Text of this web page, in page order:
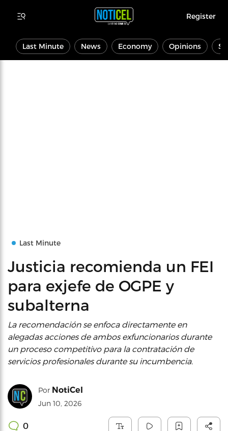
Register
Last Minute News Economy Opinions
Last Minute
Justicia recomienda un FEI
para exjefe de OGPE y
subalterna
La recomendación se enfoca directamente en
alegadas acciones de ambos exfuncionarios durante
un proceso competitivo para la contratación de
servicios profesionales durante su incumbencia.
Por NotiCel
Jun 10, 2026
0